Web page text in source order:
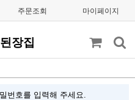
주문조회 마이페이지
장집
번호를 입력해 주세요.